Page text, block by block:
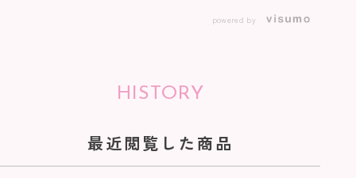
powered by
HISTORY
最近閲覧した商品